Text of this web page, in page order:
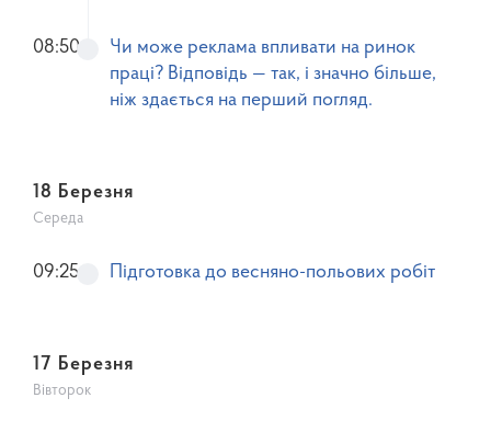
Чи може реклама впливати на ринок
праці? Відповідь — так, і значно більше,
ніж здається на перший погляд.
08:50
18 Березня
Середа
Підготовка до весняно-польових робіт
09:25
17 Березня
Вівторок